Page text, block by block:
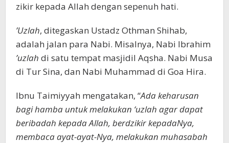
zikir kepada Allah dengan sepenuh hati.
’Uzlah, ditegaskan Ustadz Othman Shihab,
adalah jalan para Nabi. Misalnya, Nabi Ibrahim
’uzlah di satu tempat masjidil Aqsha. Nabi Musa
di Tur Sina, dan Nabi Muhammad di Goa Hira.
Ibnu Taimiyyah mengatakan, “Ada keharusan
bagi hamba untuk melakukan ‘uzlah agar dapat
beribadah kepada Allah, berdzikir kepadaNya,
membaca ayat-ayat-Nya, melakukan muhasabah